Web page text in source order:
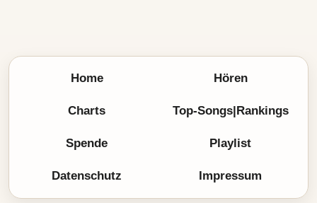
Home Hören
Charts Top-Songs|Rankings
Spende Playlist
Datenschutz Impressum